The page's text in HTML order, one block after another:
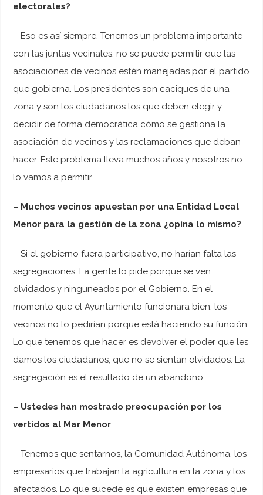
electorales?
– Eso es así siempre. Tenemos un problema importante
con las juntas vecinales, no se puede permitir que las
asociaciones de vecinos estén manejadas por el partido
que gobierna. Los presidentes son caciques de una
zona y son los ciudadanos los que deben elegir y
decidir de forma democrática cómo se gestiona la
asociación de vecinos y las reclamaciones que deban
hacer. Este problema lleva muchos años y nosotros no
lo vamos a permitir.
– Muchos vecinos apuestan por una Entidad Local
Menor para la gestión de la zona ¿opina lo mismo?
– Si el gobierno fuera participativo, no harían falta las
segregaciones. La gente lo pide porque se ven
olvidados y ninguneados por el Gobierno. En el
momento que el Ayuntamiento funcionara bien, los
vecinos no lo pedirían porque está haciendo su función.
Lo que tenemos que hacer es devolver el poder que les
damos los ciudadanos, que no se sientan olvidados. La
segregación es el resultado de un abandono.
– Ustedes han mostrado preocupación por los
vertidos al Mar Menor
– Tenemos que sentarnos, la Comunidad Autónoma, los
empresarios que trabajan la agricultura en la zona y los
afectados. Lo que sucede es que existen empresas que